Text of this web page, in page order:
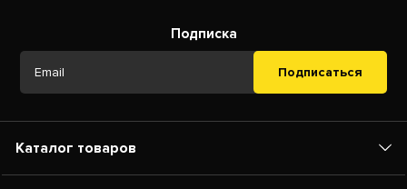
Подписка
Подписаться
Каталог товаров